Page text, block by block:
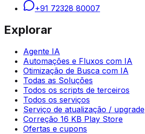
+91 72328 80007
Explorar
Agente IA
Automações e Fluxos com IA
Otimização de Busca com IA
Todas as Soluções
Todos os scripts de terceiros
Todos os serviços
Serviço de atualização / upgrade
Correção 16 KB Play Store
Ofertas e cupons